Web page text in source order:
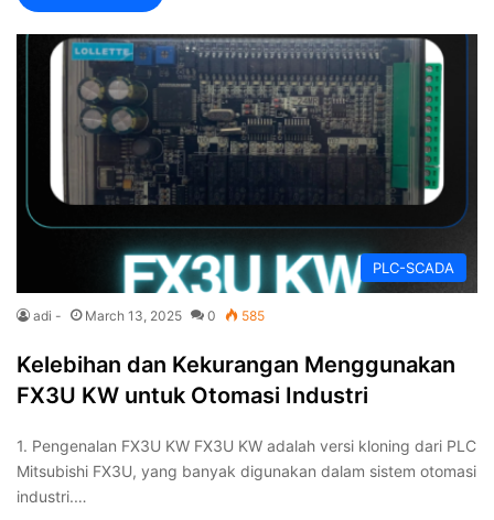
PLC-SCADA
adi - March 13, 2025 0 585
Kelebihan dan Kekurangan Menggunakan
FX3U KW untuk Otomasi Industri
1. Pengenalan FX3U KW FX3U KW adalah versi kloning dari PLC
Mitsubishi FX3U, yang banyak digunakan dalam sistem otomasi
industri.…